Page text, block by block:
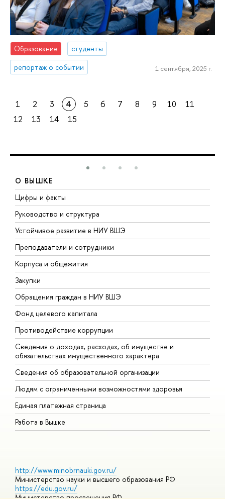
Образование
студенты
репортаж о событии
1 сентября, 2025 г.
1 2 3 4 5 6 7 8 9 10
11
12
13 14 15
О ВЫШКЕ
Цифры и факты
Руководство и структура
Устойчивое развитие в НИУ ВШЭ
Преподаватели и сотрудники
Корпуса и общежития
Закупки
Обращения граждан в НИУ ВШЭ
Фонд целевого капитала
Противодействие коррупции
Сведения о доходах, расходах, об имуществе и
обязательствах имущественного характера
Сведения об образовательной организации
Людям с ограниченными возможностями здоровья
Единая платежная страница
Работа в Вышке
http://www.minobrnauki.gov.ru/
Министерство науки и высшего образования РФ
https://edu.gov.ru/